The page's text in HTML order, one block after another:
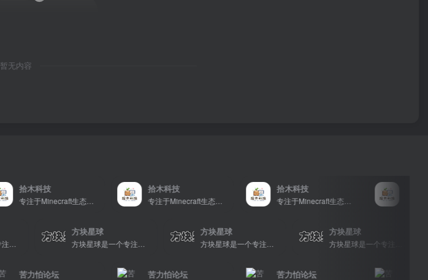
暂无内容
拾木科技
专注于Minecraft生态建设
拾木科技
专注于Minecraft生态建设
拾木科技
专注于Minecraft生态建设
方块星球 方块星球 方块星球
苦力怕论坛 苦力怕论坛 苦力怕论坛